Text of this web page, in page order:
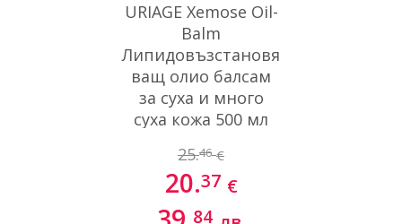
URIAGE Xemose Oil-
Balm
Липидовъзстановя
ващ олио балсам
за суха и много
суха кожа 500 мл
25.46 €
20.37 €
84